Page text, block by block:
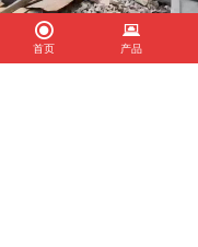
끧
首页
뀵
产品